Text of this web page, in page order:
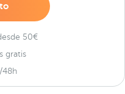
50€
gratis
48h